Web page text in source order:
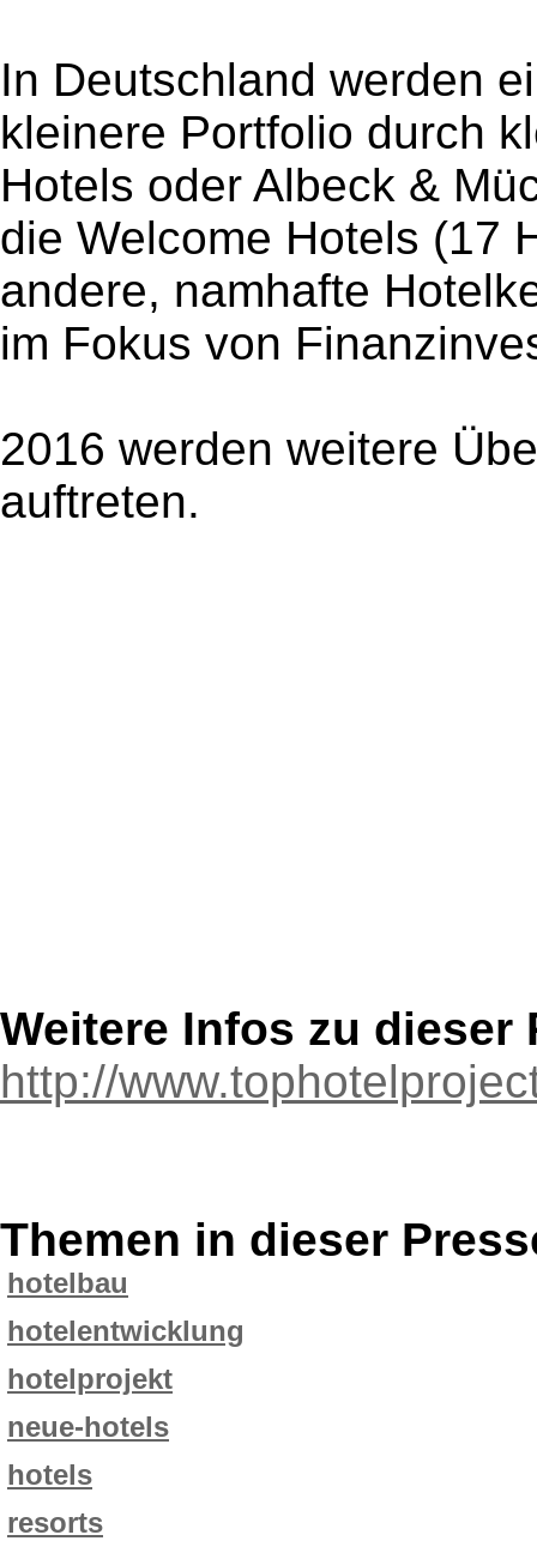
In Deutschland werden
kleinere Portfolio durch
Hotels oder Albeck &
die Welcome Hotels (17
andere, namhafte
im Fokus von
2016 werden weitere
auftreten.
Weitere Infos zu dieser
http://
Themen in dieser
hotelbau
hotelentwicklung
hotelprojekt
neue-hotels
hotels
resorts